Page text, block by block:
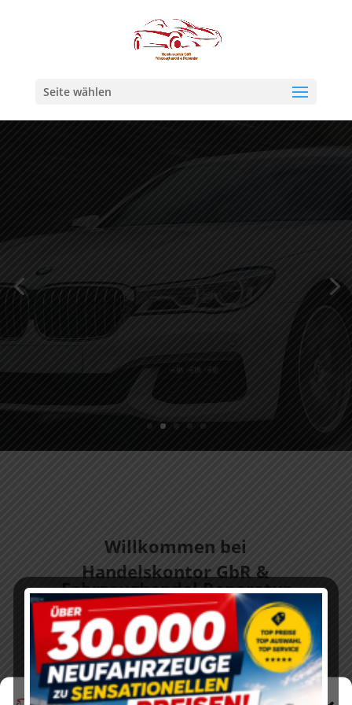
Cookie-Zustimmung
Seite wählen
CAR REPAIR
Reparatur aller
Fachgerecht
ausgeführt!
Willkommen bei
Handelskontor GbR &
Fahrzeughandel Reparatur
in Ehrenfriedersdorf Telefon
037341 / 48255
Ihre Zuverlässige Kfz Werksttt für alle Marken
im Erzgebirge,bei und dreht sich alles um Ihren
PKW,
Bei uns bekommen Sie ihren Traumwagen zu